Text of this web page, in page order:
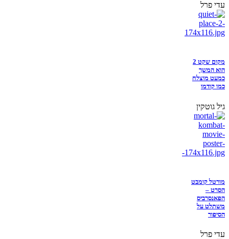
עדי פרל
מקום שקט 2
הוא המשך
כמעט מוצלח
כמו קודמו
גיל גוטקין
מורטל קומבט
הסרט –
הפאנסרביס
משתלט על
הסיפור
עדי פרל